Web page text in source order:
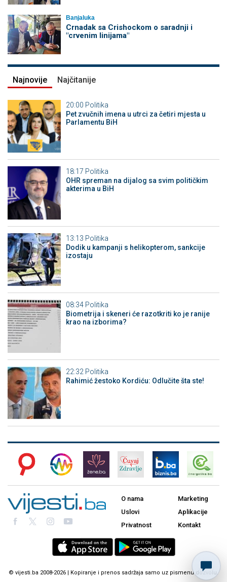
Banjaluka
Crnadak sa Crishockom o saradnji i
"crvenim linijama"
Najnovije Najčitanije
20:00 Politika
Pet zvučnih imena u utrci za četiri mjesta u
Parlamentu BiH
18:17 Politika
OHR spreman na dijalog sa svim političkim
akterima u BiH
13:13 Politika
Dodik u kampanji s helikopterom, sankcije
izostaju
08:34 Politika
Biometrija i skeneri će razotkriti ko je ranije
krao na izborima?
22:32 Politika
Rahimić žestoko Kordiću: Odlučite šta ste!
O nama
Uslovi
Privatnost
Marketing
Aplikacije
Kontakt
© vijesti.ba 2008-2026 | Kopiranje i prenos sadržaja samo uz pismenu dozvolu.